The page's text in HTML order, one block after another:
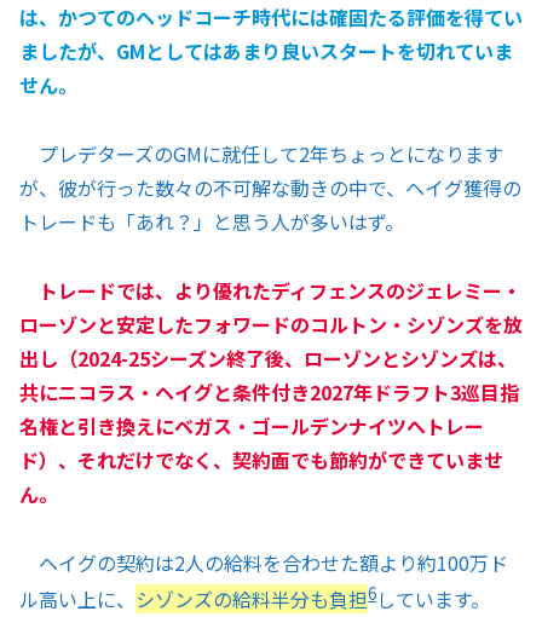
は、かつてのヘッドコーチ時代には確固たる評価を得てい
ましたが、GMとしてはあまり良いスタートを切れていま
せん。
プレデターズのGMに就任して2年ちょっとになります
が、彼が行った数々の不可解な動きの中で、ヘイグ獲得の
トレードも「あれ？」と思う人が多いはず。
トレードでは、より優れたディフェンスのジェレミー・
ローゾンと安定したフォワードのコルトン・シゾンズを放
出し（2024-25シーズン終了後、ローゾンとシゾンズは、
共にニコラス・ヘイグと条件付き2027年ドラフト3巡目指
名権と引き換えにベガス・ゴールデンナイツへトレー
ド）、それだけでなく、契約面でも節約ができていませ
ん。
ヘイグの契約は2人の給料を合わせた額より約100万ド
ル高い上に、 シゾンズの給料半分も負担6しています。